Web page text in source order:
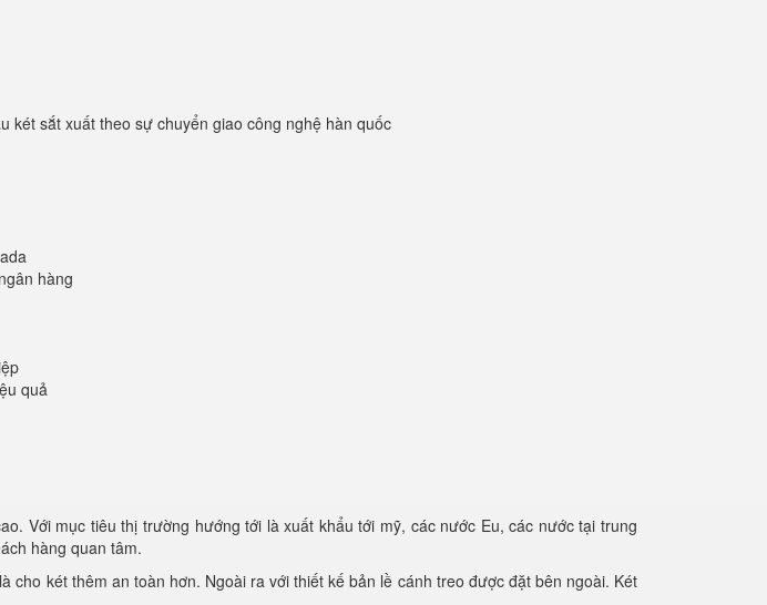
két sắt xuất theo sự chuyển giao công nghệ hàn quốc
hàng
quả
Với mục tiêu thị trường hướng tới là xuất khẩu tới mỹ, các nước Eu, các nước tại trung
hàng quan tâm.
két thêm an toàn hơn. Ngoài ra với thiết kế bản lề cánh treo được đặt bên ngoài. Két